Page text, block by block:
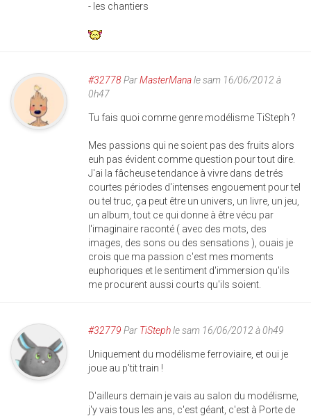
- les chantiers
#32778ParMasterManale sam 16/06/2012 à
0h47
Tu fais quoi comme genre modélisme TiSteph ?
Mes passions qui ne soient pas des fruits alors
euh pas évident comme question pour tout dire.
J'ai la fâcheuse tendance à vivre dans de trés
courtes périodes d'intenses engouement pour tel
ou tel truc, ça peut être un univers, un livre, un jeu,
un album, tout ce qui donne à être vécu par
l'imaginaire raconté ( avec des mots, des
images, des sons ou des sensations ), ouais je
crois que ma passion c'est mes moments
euphoriques et le sentiment d'immersion qu'ils
me procurent aussi courts qu'ils soient.
#32779 Par TiStephle sam 16/06/2012 à 0h49
Uniquement du modélisme ferroviaire, et oui je
joue au p'tit train !
D'ailleurs demain je vais au salon du modélisme,
j'y vais tous les ans, c'est géant, c'est à Porte de